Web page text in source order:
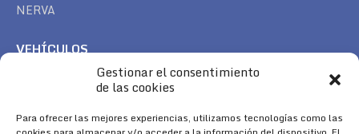
Gestionar el consentimiento
de las cookies
Para ofrecer las mejores experiencias, utilizamos tecnologías como las
NERVA
VEHÍCULOS
TREK